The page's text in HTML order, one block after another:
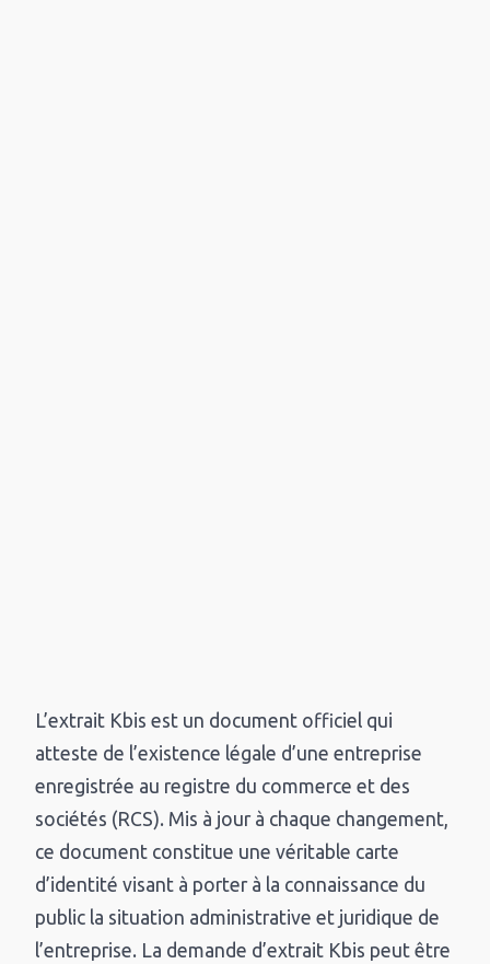
L’extrait Kbis est un document officiel qui
atteste de l’existence légale d’une entreprise
enregistrée au registre du commerce et des
sociétés (RCS). Mis à jour à chaque changement,
ce document constitue une véritable carte
d’identité visant à porter à la connaissance du
public la situation administrative et juridique de
l’entreprise. La demande d’extrait Kbis peut être